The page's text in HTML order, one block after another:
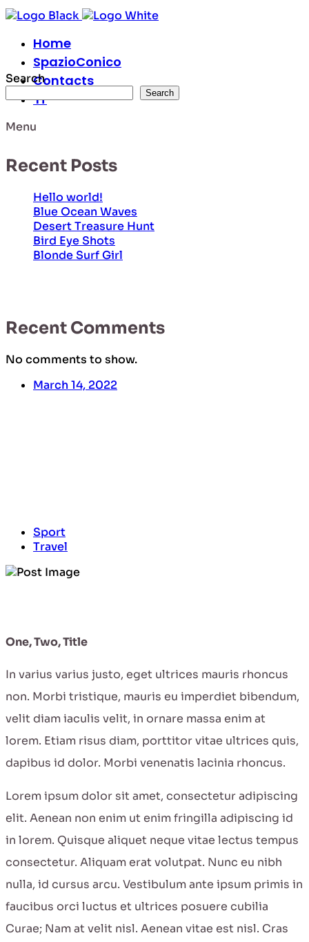
Home
SpazioConico
Contacts
IT
Menu
Search
Search
Recent Posts
Hello world!
Blue Ocean Waves
Desert Treasure Hunt
Bird Eye Shots
Blonde Surf Girl
Recent Comments
No comments to show.
March 14, 2022
Sport
Travel
One, Two, Title
In varius varius justo, eget ultrices mauris rhoncus
non. Morbi tristique, mauris eu imperdiet bibendum,
velit diam iaculis velit, in ornare massa enim at
lorem. Etiam risus diam, porttitor vitae ultrices quis,
dapibus id dolor. Morbi venenatis lacinia rhoncus.
Lorem ipsum dolor sit amet, consectetur adipiscing
elit. Aenean non enim ut enim fringilla adipiscing id
in lorem. Quisque aliquet neque vitae lectus tempus
consectetur. Aliquam erat volutpat. Nunc eu nibh
nulla, id cursus arcu. Vestibulum ante ipsum primis in
faucibus orci luctus et ultrices posuere cubilia
Curae; Nam at velit nisl. Aenean vitae est nisl. Cras